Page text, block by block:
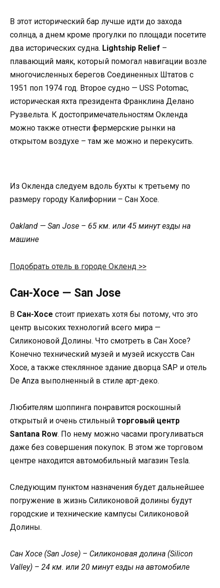
В этот исторический бар лучше идти до захода
солнца, а днем кроме прогулки по площади посетите
два исторических судна. Lightship Relief –
плавающий маяк, который помогал навигации возле
многочисленных берегов Соединенных Штатов с
1951 поп 1974 год. Второе судно — USS Potomac,
историческая яхта президента Франклина Делано
Рузвельта. К достопримечательностям Окленда
можно также отнести фермерские рынки на
открытом воздухе – там же можно и перекусить.
Из Окленда следуем вдоль бухты к третьему по
размеру городу Калифорнии – Сан Хосе.
Oakland — San Jose – 65 км. или 45 минут езды на
машине
Подобрать отель в городе Окленд >>
Сан-Хосе — San Jose
В Сан-Хосе стоит приехать хотя бы потому, что это
центр высоких технологий всего мира —
Силиконовой Долины. Что смотреть в Сан Хосе?
Конечно технический музей и музей искусств Сан
Хосе, а также стеклянное здание дворца SAP и отель
De Anza выполненный в стиле арт-деко.
Любителям шоппинга понравится роскошный
открытый и очень стильный торговый центр
Santana Row. По нему можно часами прогуливаться
даже без совершения покупок. В этом же торговом
центре находится автомобильный магазин Tesla.
Следующим пунктом назначения будет дальнейшее
погружение в жизнь Силиконовой долины будут
городские и технические кампусы Силиконовой
Долины.
Сан Хосе (San Jose) – Силиконовая долина (Silicon
Valley) – 24 км. или 20 минут езды на автомобиле